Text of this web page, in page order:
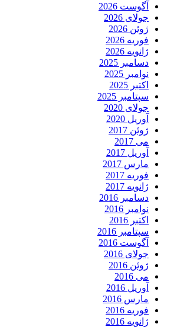
آگوست 2026
جولای 2026
ژوئن 2026
فوریه 2026
ژانویه 2026
دسامبر 2025
نوامبر 2025
اکتبر 2025
سپتامبر 2025
جولای 2020
آوریل 2020
ژوئن 2017
می 2017
آوریل 2017
مارس 2017
فوریه 2017
ژانویه 2017
دسامبر 2016
نوامبر 2016
اکتبر 2016
سپتامبر 2016
آگوست 2016
جولای 2016
ژوئن 2016
می 2016
آوریل 2016
مارس 2016
فوریه 2016
ژانویه 2016